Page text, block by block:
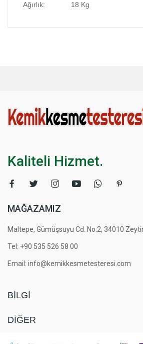
Ağırlık: 18 Kg
Kaliteli Hizmet.
MAĞAZAMIZ
Maltepe, Gümüşsuyu Cd. No:2, 34010
Tel: +90 535 526 58 00
Email: info@kemikkesmetesteresi.com
BILGI
DIĞER